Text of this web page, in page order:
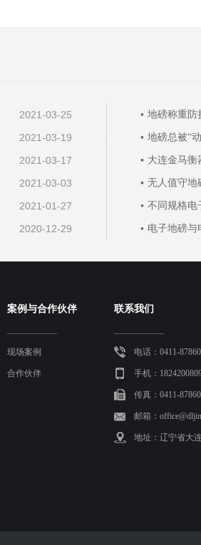
2021-03-25 地磅称重防
2021-03-19 地磅总被“
2021-03-17 大连金马衡
2021-03-03 无人值守地
2021-01-27 不同规格电
2020-12-29 电子地磅与
案例与合作伙伴
现场案例
合作伙伴
联系我们
电话：0411-
手机：
传真：0411-
邮箱：
地址：辽宁省大